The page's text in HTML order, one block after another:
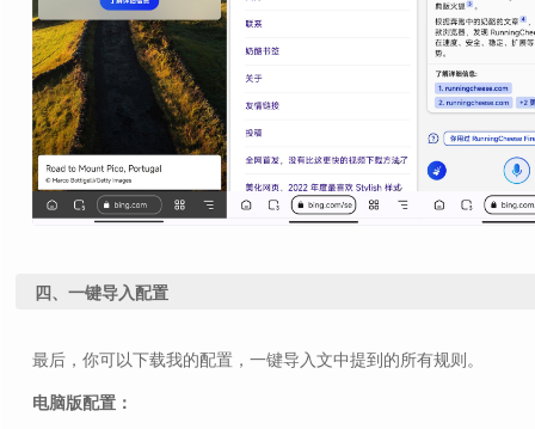
四、一键导入配置
最后，你可以下载我的配置，一键导入文中提到的所有规则。
电脑版配置：